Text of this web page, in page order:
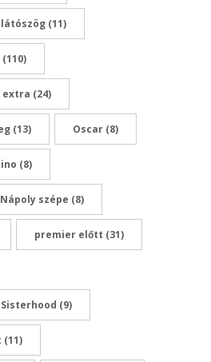
(11)
(110)
extra (24)
(13) Oscar (8)
(8)
szépe (8)
premier előtt (31)
Sisterhood (9)
(11)